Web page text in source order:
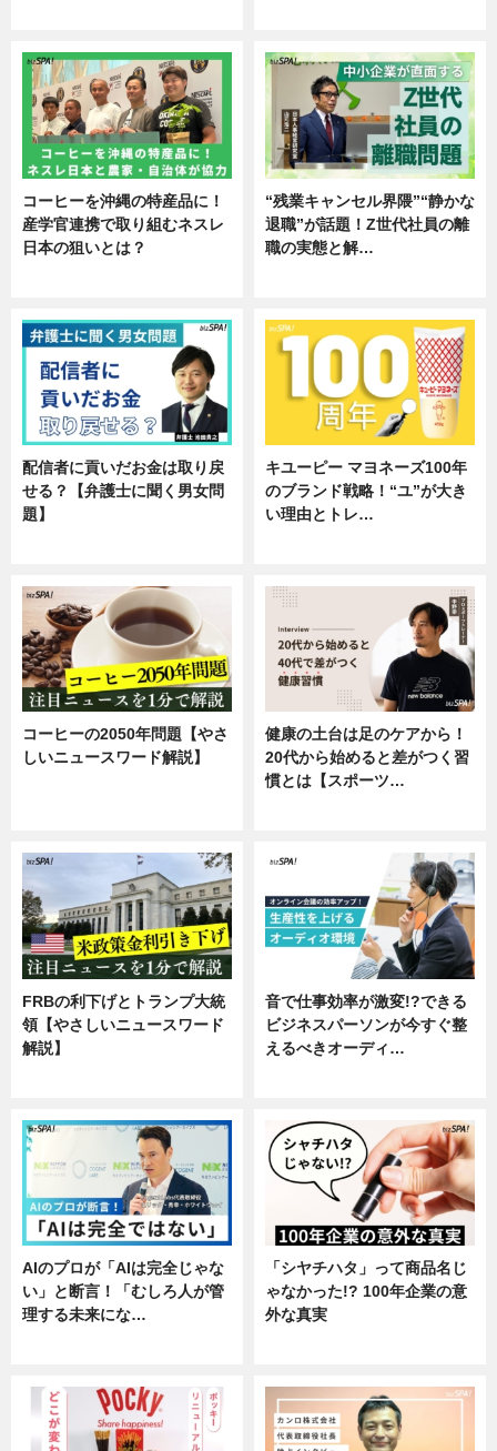
コーヒーを沖縄の特産品に！
産学官連携で取り組むネスレ
日本の狙いとは？
“残業キャンセル界隈”“静かな
退職”が話題！Z世代社員の離
職の実態と解…
配信者に貢いだお金は取り戻
せる？【弁護士に聞く男女問
題】
キユーピー マヨネーズ100年
のブランド戦略！“ユ”が大き
い理由とトレ…
コーヒーの2050年問題【やさ
しいニュースワード解説】
健康の土台は足のケアから！
20代から始めると差がつく習
慣とは【スポーツ…
FRBの利下げとトランプ大統
領【やさしいニュースワード
解説】
音で仕事効率が激変!?できる
ビジネスパーソンが今すぐ整
えるべきオーディ…
AIのプロが「AIは完全じゃな
い」と断言！「むしろ人が管
理する未来にな…
「シヤチハタ」って商品名じ
ゃなかった!? 100年企業の意
外な真実